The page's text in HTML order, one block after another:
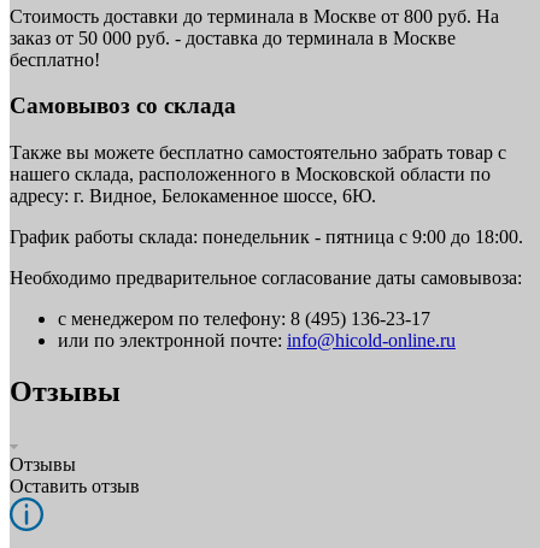
Стоимость доставки до терминала в Москве от 800 руб. На
заказ от 50 000 руб. - доставка до терминала в Москве
бесплатно!
Самовывоз со склада
Также вы можете бесплатно самостоятельно забрать товар с
нашего склада, расположенного в Московской области по
адресу: г. Видное, Белокаменное шоссе, 6Ю.
График работы склада: понедельник - пятница с 9:00 до 18:00.
Необходимо предварительное согласование даты самовывоза:
с менеджером по телефону: 8 (495) 136-23-17
или по электронной почте: info@hicold-online.ru
Отзывы
Отзывы
Оставить отзыв